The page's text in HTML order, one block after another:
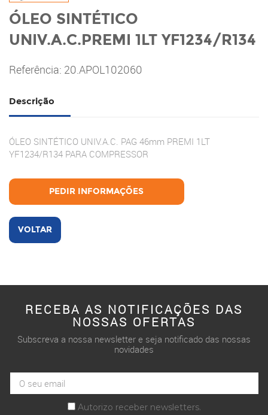
ÓLEO SINTÉTICO
UNIV.A.C.PREMI 1LT YF1234/R134
Referência: 20.APOL102060
Descrição
ÓLEO SINTÉTICO UNIV.A.C. PAG 46mm PREMI 1LT
YF1234/R134 PARA COMPRESSOR
PEDIR INFORMAÇÕES
VOLTAR
RECEBA AS NOTIFICAÇÕES DAS
NOSSAS OFERTAS
Subscreva a nossa newsletter e seja notificado das nossas
novidades
Autorizo receber newsletters.